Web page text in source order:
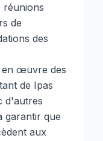
réunions
de
des
en œuvre des
de Ipas
d'autres
garantir que
aux